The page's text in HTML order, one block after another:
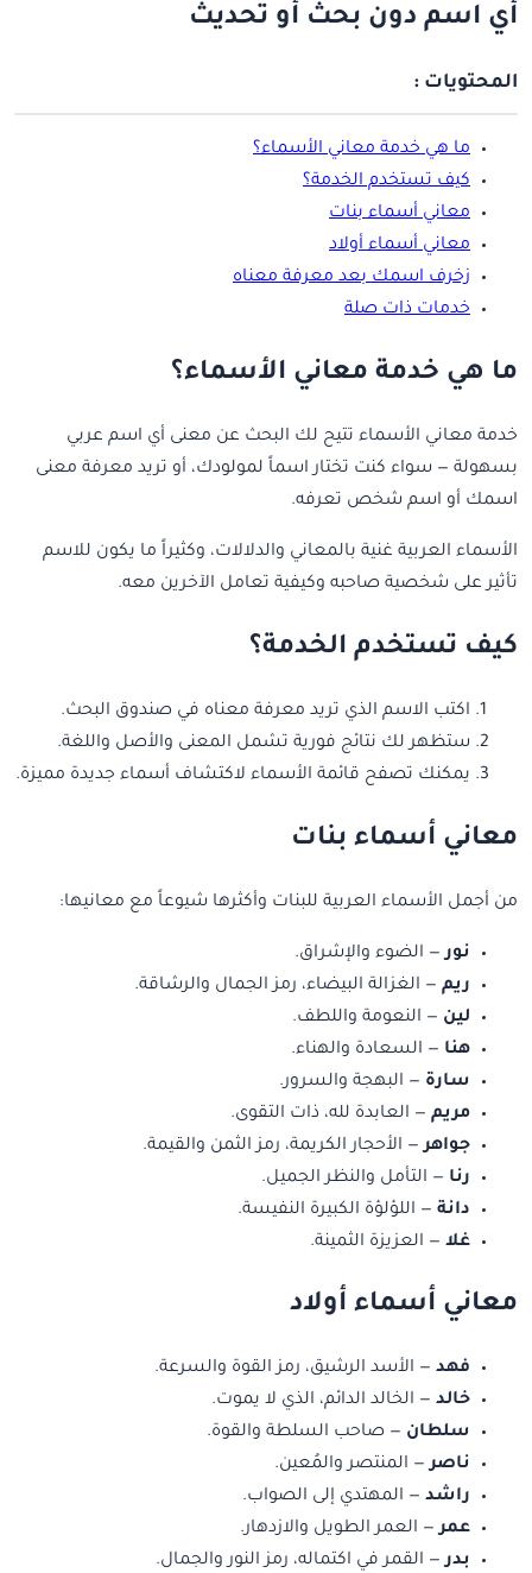
أي اسم دون بحث أو تحديث
المحتويات :
ما هي خدمة معاني الأسماء؟
كيف تستخدم الخدمة؟
معاني أسماء بنات
معاني أسماء أولاد
زخرف اسمك بعد معرفة معناه
خدمات ذات صلة
ما هي خدمة معاني الأسماء؟
خدمة معاني الأسماء تتيح لك البحث عن معنى أي اسم عربي
بسهولة — سواء كنت تختار اسماً لمولودك، أو تريد معرفة معنى
اسمك أو اسم شخص تعرفه.
الأسماء العربية غنية بالمعاني والدلالات، وكثيراً ما يكون للاسم
تأثير على شخصية صاحبه وكيفية تعامل الآخرين معه.
كيف تستخدم الخدمة؟
اكتب الاسم الذي تريد معرفة معناه في صندوق البحث.
ستظهر لك نتائج فورية تشمل المعنى والأصل واللغة.
يمكنك تصفح قائمة الأسماء لاكتشاف أسماء جديدة مميزة.
معاني أسماء بنات
من أجمل الأسماء العربية للبنات وأكثرها شيوعاً مع معانيها:
نور— الضوء والإشراق.
ريم — الغزالة البيضاء، رمز الجمال والرشاقة.
لين — النعومة واللطف.
هنا — السعادة والهناء.
سارة — البهجة والسرور.
مريم — العابدة لله، ذات التقوى.
جواهر— الأحجار الكريمة، رمز الثمن والقيمة.
رنا — التأمل والنظر الجميل.
دانة — اللؤلؤة الكبيرة النفيسة.
غلا — العزيزة الثمينة.
معاني أسماء أولاد
فهد — الأسد الرشيق، رمز القوة والسرعة.
خالد — الخالد الدائم، الذي لا يموت.
سلطان — صاحب السلطة والقوة.
ناصر— المنتصر والمُعين.
راشد — المهتدي إلى الصواب.
عمر— العمر الطويل والازدهار.
بدر— القمر في اكتماله، رمز النور والجمال.